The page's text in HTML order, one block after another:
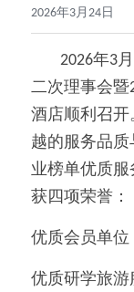
2026年3月24日
二次理事会暨
酒店顺利召
越的服务品质
业榜单优质服
获四项荣誉：
优质会员单位
优质研学旅游